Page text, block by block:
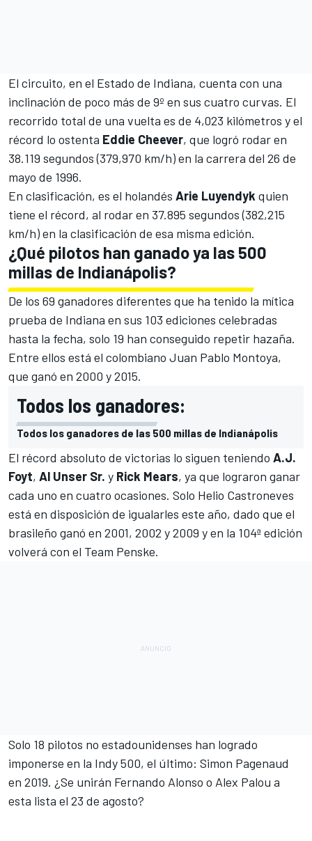
El circuito, en el Estado de Indiana, cuenta con una
inclinación de poco más de 9º en sus cuatro curvas. El
recorrido total de una vuelta es de 4,023 kilómetros y el
récord lo ostenta Eddie Cheever, que logró rodar en
38.119 segundos (379,970 km/h) en la carrera del 26 de
mayo de 1996.
En clasificación, es el holandés Arie Luyendyk quien
tiene el récord, al rodar en 37.895 segundos (382,215
km/h) en la clasificación de esa misma edición.
¿Qué pilotos han ganado ya las 500
millas de Indianápolis?
De los 69 ganadores diferentes que ha tenido la mítica
prueba de Indiana en sus 103 ediciones celebradas
hasta la fecha, solo 19 han conseguido repetir hazaña.
Entre ellos está el colombiano Juan Pablo Montoya,
que ganó en 2000 y 2015.
Todos los ganadores:
Todos los ganadores de las 500 millas de Indianápolis
El récord absoluto de victorias lo siguen teniendo A.J.
Foyt, Al Unser Sr. y Rick Mears, ya que lograron ganar
cada uno en cuatro ocasiones. Solo Helio Castroneves
está en disposición de igualarles este año, dado que el
brasileño ganó en 2001, 2002 y 2009 y en la 104ª edición
volverá con el Team Penske.
Solo 18 pilotos no estadounidenses han logrado
imponerse en la Indy 500, el último: Simon Pagenaud
en 2019. ¿Se unirán Fernando Alonso o Alex Palou a
esta lista el 23 de agosto?